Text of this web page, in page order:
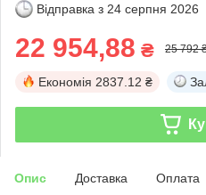
Відправка з 24 серпня 2026
22 954,88 ₴ 25 792
Економія 2837.12 ₴
Опис Доставка Оплата